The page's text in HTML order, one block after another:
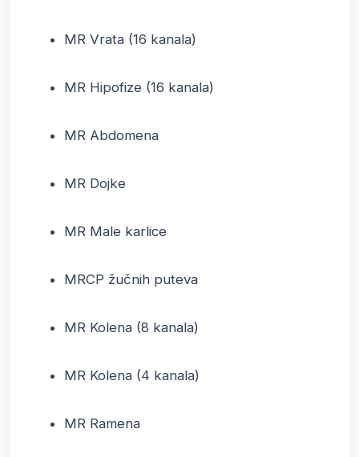
MR Vrata (16 kanala)
MR Hipofize (16 kanala)
MR Abdomena
MR Dojke
MR Male karlice
MRCP žučnih puteva
MR Kolena (8 kanala)
MR Kolena (4 kanala)
MR Ramena